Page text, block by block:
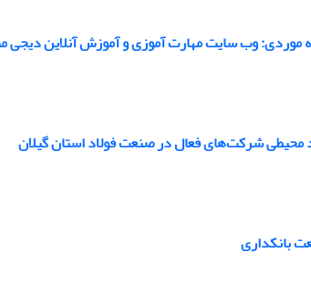
موردی: وب سایت مهارت آموزی و آموزش آنلاین دیجی
محیطی شرکت‌های فعال در صنعت فولاد استان گیلان
بانکداری